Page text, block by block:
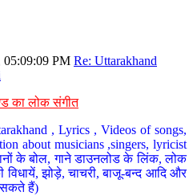
05:09:09 PM Re: Uttarakhand
का लोक संगीत
, Lyrics , Videos of songs,
about musicians ,singers, lyricist
के बोल, गाने डाउनलोड के लिंक, लोक
विधायें, झोड़े, चाचरी, बाजू-बन्द आदि और
सकते हैं)